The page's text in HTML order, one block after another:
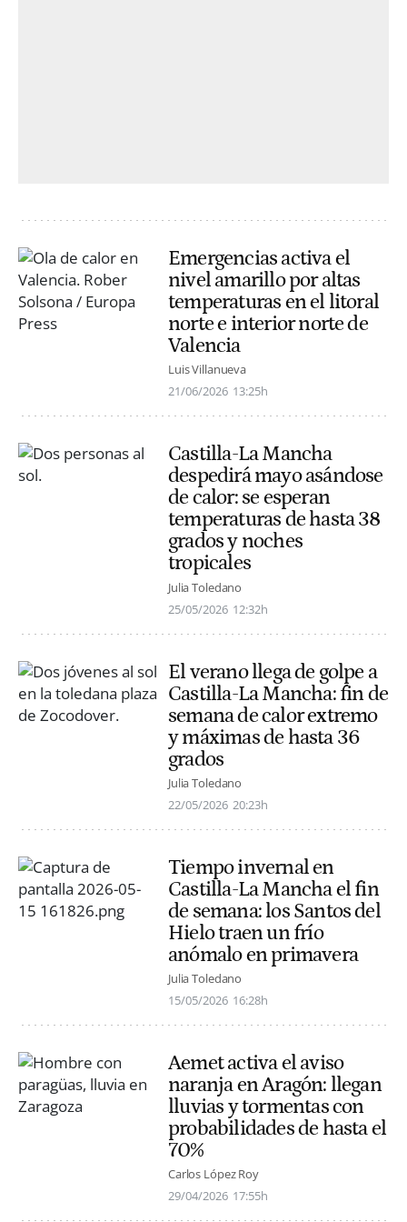
Emergencias activa el
nivel amarillo por altas
temperaturas en el litoral
norte e interior norte de
Valencia
Luis Villanueva
21/06/2026 13:25h
Castilla-La Mancha
despedirá mayo asándose
de calor: se esperan
temperaturas de hasta 38
grados y noches
tropicales
Julia Toledano
25/05/2026 12:32h
El verano llega de golpe a
Castilla-La Mancha: fin de
semana de calor extremo
y máximas de hasta 36
grados
Julia Toledano
22/05/2026 20:23h
Tiempo invernal en
Castilla-La Mancha el fin
de semana: los Santos del
Hielo traen un frío
anómalo en primavera
Julia Toledano
15/05/2026 16:28h
Aemet activa el aviso
naranja en Aragón: llegan
lluvias y tormentas con
probabilidades de hasta el
70%
Carlos López Roy
29/04/2026 17:55h